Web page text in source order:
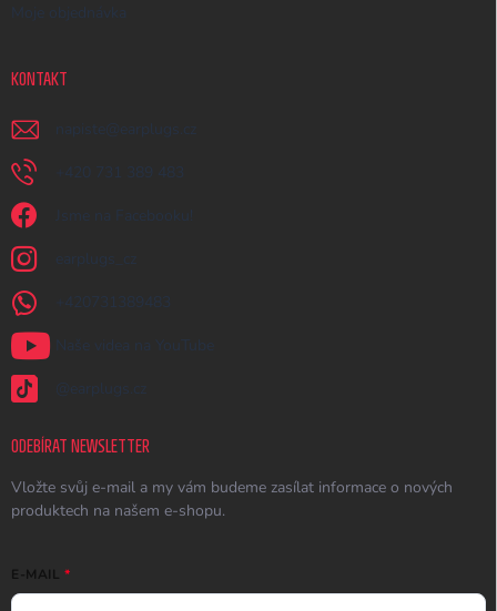
Moje objednávka
KONTAKT
napiste @ earplugs.cz
+420 731 389 483
Jsme na Facebooku!
earplugs_cz
+420731389483
Naše videa na YouTube
@earplugs.cz
ODEBÍRAT NEWSLETTER
Vložte svůj e-mail a my vám budeme zasílat informace o nových
produktech na našem e-shopu.
E-MAIL